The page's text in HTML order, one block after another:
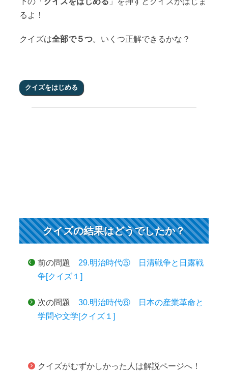
るよ！
クイズは全部で５つ。いくつ正解できるかな？
クイズの結果はどうでしたか？
前の問題
29.明治時代⑤ 日清戦争と日露戦
争[クイズ１]
次の問題
30.明治時代⑥ 日本の産業革命と
学問や文学[クイズ１]
クイズがむずかしかった人は解説ページへ！